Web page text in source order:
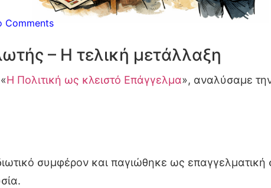
Comments
– Η τελική μετάλλαξη
Η Πολιτική ως κλειστό Επάγγελμα», αναλύσαμε
συμφέρον και παγιώθηκε ως επαγγελματική